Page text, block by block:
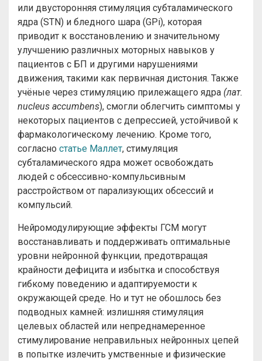
или двусторонняя стимуляция субталамического
ядра (STN) и бледного шара (GPi), которая
приводит к восстановлению и значительному
улучшению различных моторных навыков у
пациентов с БП и другими нарушениями
движения, такими как первичная дистония. Также
учёные через стимуляцию прилежащего ядра (лат.
nucleus accumbens), смогли облегчить симптомы у
некоторых пациентов с депрессией, устойчивой к
фармакологическому лечению. Кроме того,
согласно статье Маллет, стимуляция
субталамического ядра может освобождать
людей с обсессивно-компульсивным
расстройством от парализующих обсессий и
компульсий.
Нейромодулирующие эффекты ГСМ могут
восстанавливать и поддерживать оптимальные
уровни нейронной функции, предотвращая
крайности дефицита и избытка и способствуя
гибкому поведению и адаптируемости к
окружающей среде. Но и тут не обошлось без
подводных камней: излишняя стимуляция
целевых областей или непреднамеренное
стимулирование неправильных нейронных цепей
в попытке излечить умственные и физические